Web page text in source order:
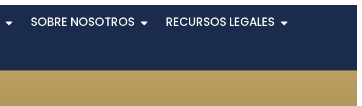
SOBRE NOSOTROS RECURSOS LEGALES